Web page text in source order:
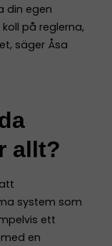
din egen
på reglerna,
säger Åsa
allt?
system som
ett
en